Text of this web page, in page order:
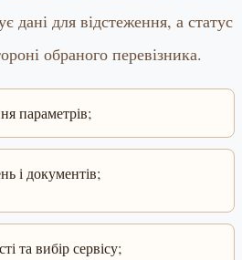
дані для відстеження, а статус
обраного перевізника.
параметрів;
і документів;
та вибір сервісу;